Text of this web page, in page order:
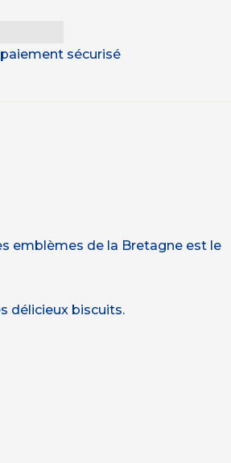
sécurisé
emblèmes de la Bretagne est le
délicieux biscuits.